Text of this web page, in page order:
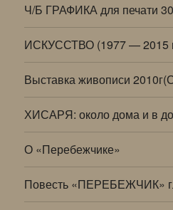
Ч/Б ГРАФИКА для печати
ИСКУССТВО (1977 — 2015
Выставка живописи
ХИСАРЯ: около дома и в
О «Перебежчике»
Повесть «ПЕРЕБЕЖЧИК»